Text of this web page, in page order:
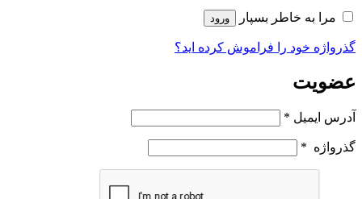
مرا به خاطر بسپار ورود
گذرواژه خود را فراموش کرده اید؟
عضویت
آدرس ایمیل *
گذرواژه *